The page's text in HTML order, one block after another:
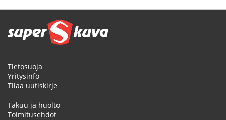
Tietosuoja
Yritysinfo
Tilaa uutiskirje
Takuu ja huolto
Toimitusehdot